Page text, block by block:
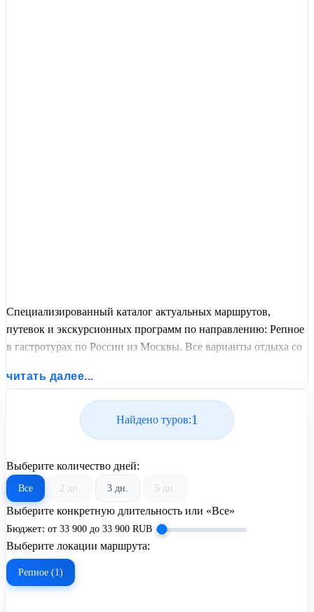
Специализированный каталог актуальных маршрутов,
путевок и экскурсионных программ по направлению: Репное
в гастротурах по России из Москвы. Все варианты отдыха со
проездом и актуальным графиком заездов от United Travel
читать далее...
Найдено туров:1
Выберите количество дней:
Все 2 дн. 3 дн. 5 дн.
Выберите конкретную длительность или «Все»
Бюджет: от 33 900 до 33 900 RUB
Выберите локации маршрута:
Репное (1)